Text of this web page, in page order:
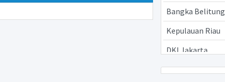
Bangka Belitung
Kepulauan Riau
DKI Jakarta
Jawa Barat